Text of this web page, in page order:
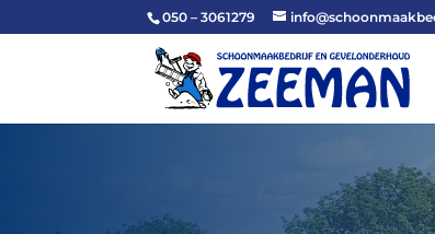
050 – 3061279